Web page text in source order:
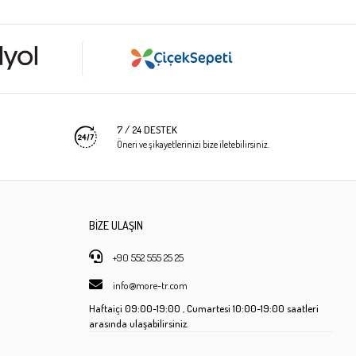
7 / 24 DESTEK
Öneri ve şikayetlerinizi bize iletebilirsiniz.
BİZE ULAŞIN
+90 552 555 25 25
info@more-tr.com
Haftaiçi 09:00-19:00 , Cumartesi10:00-19:00 saatleri
arasında ulaşabilirsiniz.